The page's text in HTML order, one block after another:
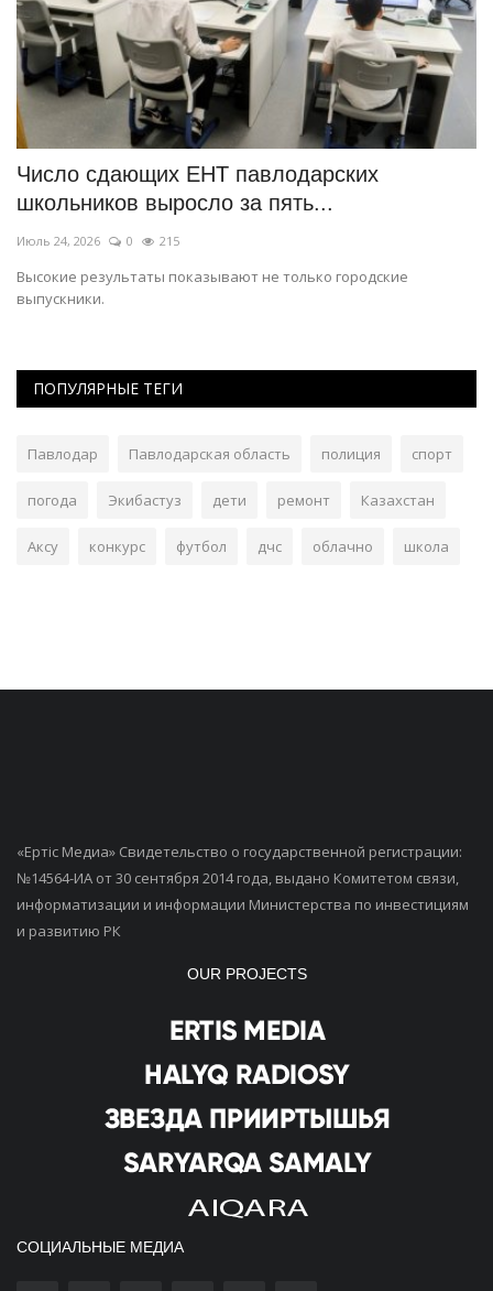
Число сдающих ЕНТ павлодарских
школьников выросло за пять...
Июль 24, 2026 0 215
Высокие результаты показывают не только городские
выпускники.
ПОПУЛЯРНЫЕ ТЕГИ
Павлодар Павлодарская область полиция спорт
погода Экибастуз дети ремонт Казахстан
Аксу конкурс футбол дчс облачно школа
«Ертiс Медиа» Свидетельство о государственной регистрации:
№14564-ИА от 30 сентября 2014 года, выдано Комитетом связи,
информатизации и информации Министерства по инвестициям
и развитию РК
OUR PROJECTS
СОЦИАЛЬНЫЕ МЕДИА